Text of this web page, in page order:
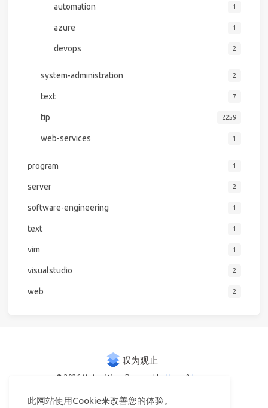
此网站使用Cookie来改善您的体验。
automation 1
azure 1
devops 2
system-administration 2
text 7
tip 2259
web-services 1
program 1
server 2
software-engineering 1
text 1
vim 1
visualstudio 2
web 2
© 2026 Victor Woo Powered by Hexo & Icarus